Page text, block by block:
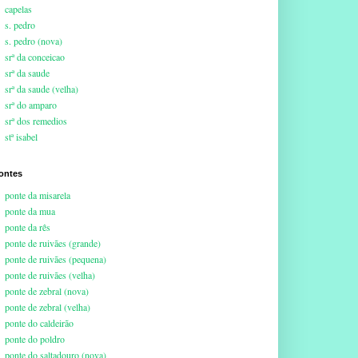
capelas
s. pedro
s. pedro (nova)
srª da conceicao
srª da saude
srª da saude (velha)
srª do amparo
srª dos remedios
stª isabel
ponte da misarela
ponte da mua
ponte da rês
ponte de ruivães (grande)
ponte de ruivães (pequena)
ponte de ruivães (velha)
ponte de zebral (nova)
ponte de zebral (velha)
ponte do caldeirão
ponte do poldro
ponte do saltadouro (nova)